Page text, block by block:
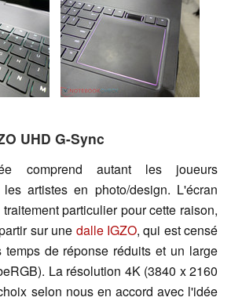
UHD G-Sync
comprend autant les joueurs
artistes en photo/design. L'écran
particulier pour cette raison,
sur une dalle IGZO, qui est censé
temps de réponse réduits et un large
La résolution 4K (3840 x 2160
selon nous en accord avec l'idée